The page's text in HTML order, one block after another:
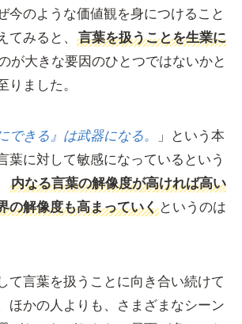
今のような価値観を身につけること
てみると、
言葉を扱うことを生業に
が大きな要因のひとつではないかと
りました。
できる』は武器になる。
」という本
葉に対して敏感になっているという
内なる言葉の解像度が高ければ高い
の解像度も高まっていくというのは
て言葉を扱うことに向き合い続けて
ほかの人よりも、さまざまなシーン